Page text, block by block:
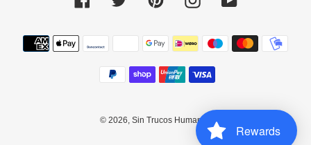
/
E
G
I
Ó
Métodos
de
pago
© 2026, Sin Trucos Humanos
Rewards